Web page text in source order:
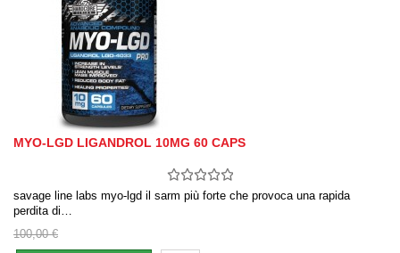
MYO-LGD LIGANDROL 10MG 60 CAPS
savage line labs myo-lgd il sarm più forte che provoca una rapida
perdita di…
100,00 €